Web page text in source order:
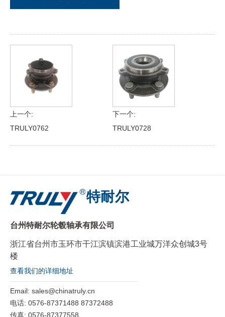
上一个:
TRULY0762
下一个:
TRULY0728
特耐尔
台州特耐尔轮毂轴承有限公司
浙江省台州市玉环市干江滨镇滨港工业城万洋众创城3号
楼
查看我们的详细地址
Email: sales@chinatruly.cn
电话: 0576-87371488 87372488
传真: 0576-87377558